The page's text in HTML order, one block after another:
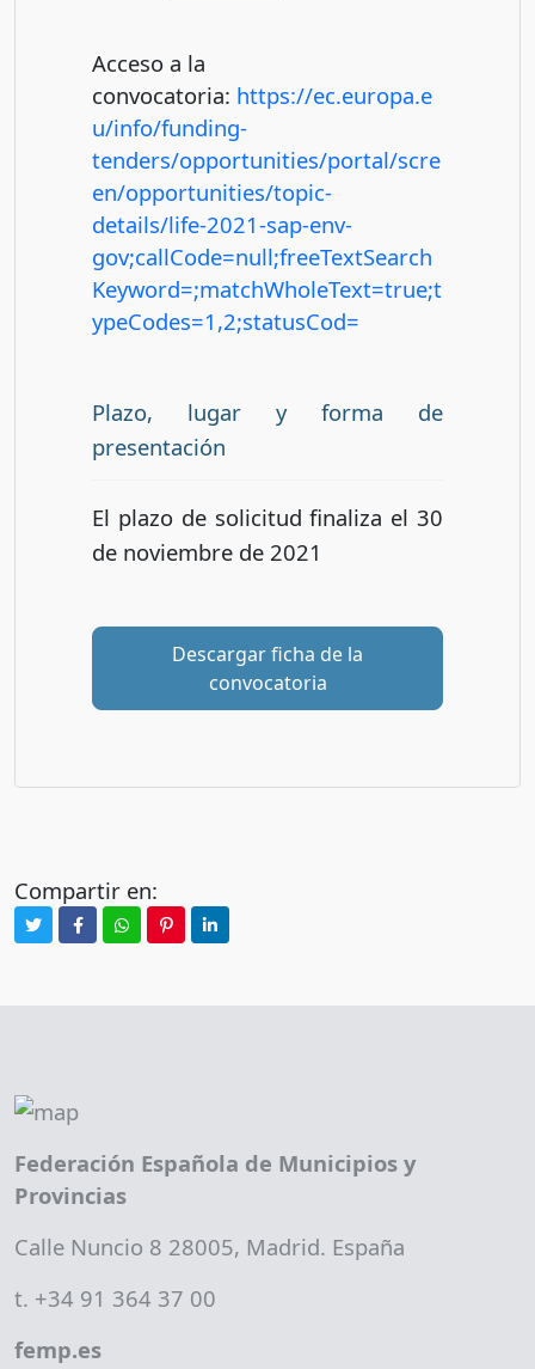
Acceso a la
convocatoria: https://ec.europa.e
u/info/funding-
tenders/opportunities/portal/scre
en/opportunities/topic-
details/life-2021-sap-env-
gov;callCode=null;freeTextSearch
Keyword=;matchWholeText=true;t
ypeCodes=1,2;statusCod=
Plazo, lugar y forma de
presentación
El plazo de solicitud finaliza el 30
de noviembre de 2021
Descargar ficha de la
convocatoria
Compartir en:
Federación Española de Municipios y
Provincias
Calle Nuncio 8 28005, Madrid. España
t. +34 91 364 37 00
femp.es